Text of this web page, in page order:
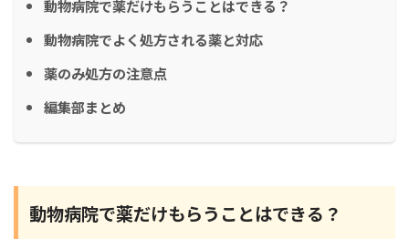
動物病院で薬だけもらうことはできる？
動物病院でよく処方される薬と対応
薬のみ処方の注意点
編集部まとめ
動物病院で薬だけもらうことはできる？